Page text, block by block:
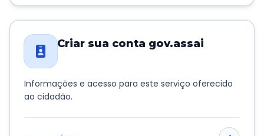
Criar sua conta gov.assai
Informações e acesso para este serviço oferecido
ao cidadão.